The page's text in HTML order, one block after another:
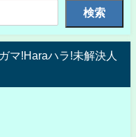
検索
マ!Haraハラ!未解決人